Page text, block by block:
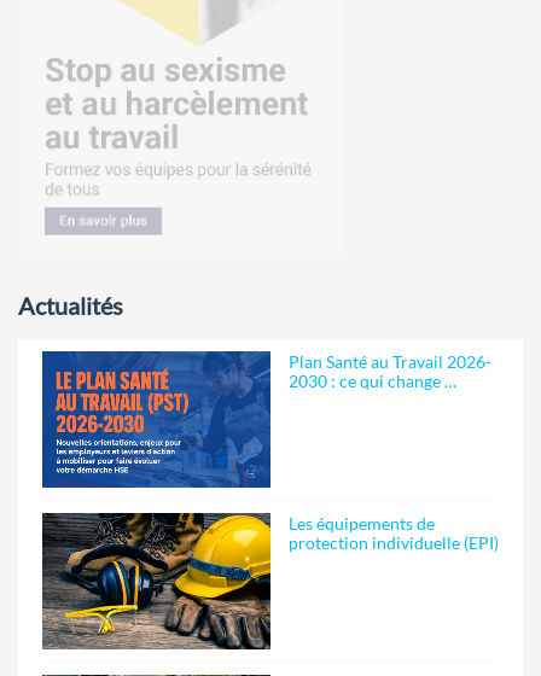
Actualités
Plan Santé au Travail 2026-
2030 : ce qui change …
Les équipements de
protection individuelle (EPI)